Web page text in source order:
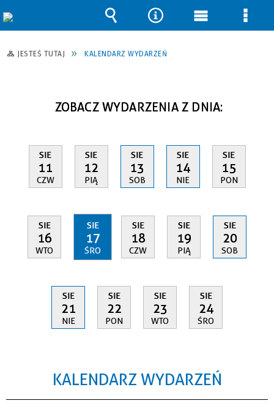
JESTEŚ TUTAJ KALENDARZ WYDARZEŃ
ZOBACZ WYDARZENIA Z DNIA:
SIE
11
CZW
SIE
12
PIĄ
SIE
13
SOB
SIE
14
NIE
SIE
15
PON
SIE
16
WTO
SIE
17
ŚRO
SIE
18
CZW
SIE
19
PIĄ
SIE
20
SOB
SIE
21
NIE
SIE
22
PON
SIE
23
WTO
SIE
24
ŚRO
KALENDARZ WYDARZEŃ
Wyszukiwarka
Narzędzia
Menu Menu